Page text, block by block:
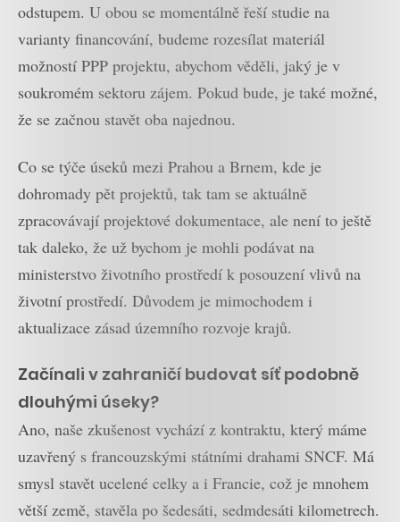
odstupem. U obou se momentálně řeší studie na
varianty financování, budeme rozesílat materiál
možností PPP projektu, abychom věděli, jaký je v
soukromém sektoru zájem. Pokud bude, je také možné,
že se začnou stavět oba najednou.
Co se týče úseků mezi Prahou a Brnem, kde je
dohromady pět projektů, tak tam se aktuálně
zpracovávají projektové dokumentace, ale není to ještě
tak daleko, že už bychom je mohli podávat na
ministerstvo životního prostředí k posouzení vlivů na
životní prostředí. Důvodem je mimochodem i
aktualizace zásad územního rozvoje krajů.
Začínali v zahraničí budovat síť podobně
dlouhými úseky?
Ano, naše zkušenost vychází z kontraktu, který máme
uzavřený s francouzskými státními drahami SNCF. Má
smysl stavět ucelené celky a i Francie, což je mnohem
větší země, stavěla po šedesáti, sedmdesáti kilometrech.